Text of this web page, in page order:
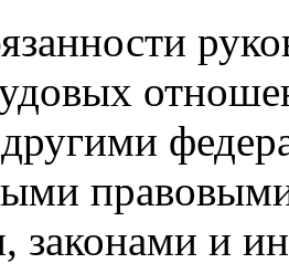
законами и